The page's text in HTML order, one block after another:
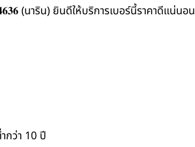
(นาริน) ยินดีให้บริการเบอร์นี้ราคาดีแน่นอน
กว่า 10 ปี